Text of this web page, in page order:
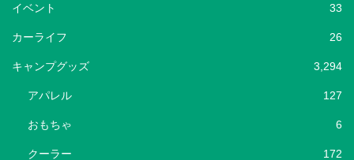
イベント 33
カーライフ 26
キャンプグッズ 3,294
アパレル 127
おもちゃ 6
クーラー 172